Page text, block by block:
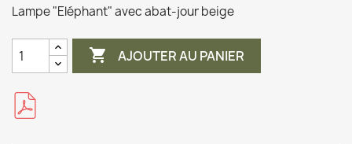
Lampe "Eléphant" avec abat-jour beige
 AJOUTER AU PANIER